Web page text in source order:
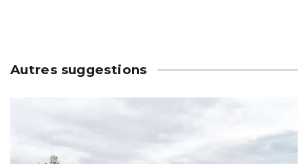
Autres suggestions